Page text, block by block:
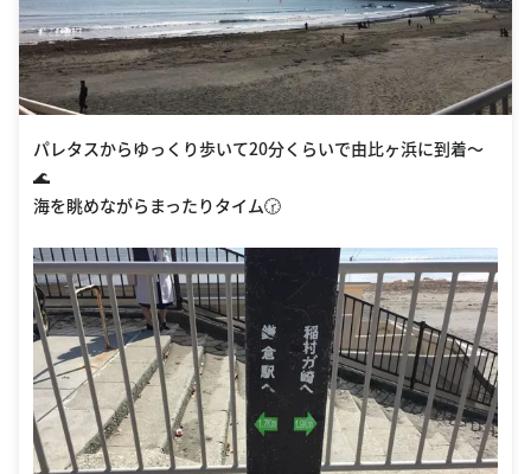
パレタスからゆっくり歩いて20分くらいで由比ヶ浜に到着〜
🌊
海を眺めながらまったりタイム🕝